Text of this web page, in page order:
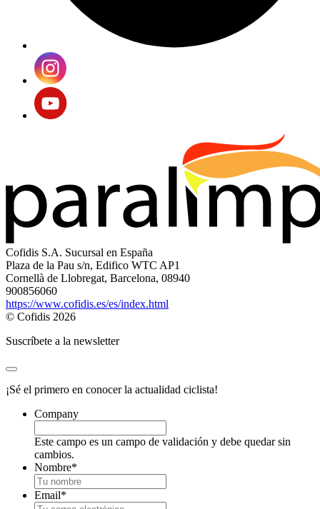
Cofidis S.A. Sucursal en España
Plaza de la Pau s/n, Edifico WTC AP1
Cornellà de Llobregat, Barcelona, 08940
900856060
https://www.cofidis.es/es/index.html
© Cofidis 2026
Suscríbete a la newsletter
¡Sé el primero en conocer la actualidad ciclista!
Company
Este campo es un campo de validación y debe quedar sin
cambios.
Nombre*
Email*